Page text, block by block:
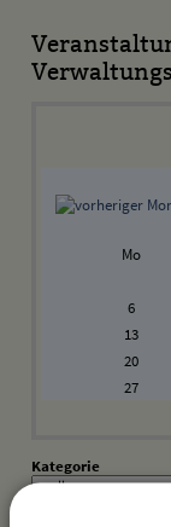
Mo
6
13
20
27
Kategorie